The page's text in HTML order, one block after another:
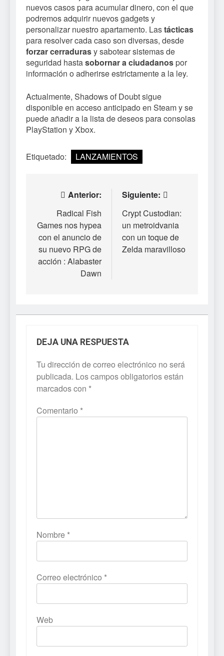
nuevos casos para acumular dinero, con el que
podremos adquirir nuevos gadgets y
personalizar nuestro apartamento. Lastácticas
para resolver cada caso son diversas, desde
forzar cerradurasy sabotear sistemas de
seguridad hastasobornar a ciudadanos por
información o adherirse estrictamente a la ley.
Actualmente, Shadows of Doubt sigue
disponible en acceso anticipado en Steam y se
puede añadir a la lista de deseos para consolas
PlayStation y Xbox.
Etiquetado: LANZAMIENTOS
Navegación
entradas
Anterior:
Radical Fish
Games nos hypea
con el anuncio de
su nuevo RPG de
acción : Alabaster
Dawn
Siguiente:
Crypt Custodian:
un metroidvania
con un toque de
Zelda maravilloso
DEJA UNA RESPUESTA
Tu dirección de correo electrónico no será
publicada. Los campos obligatorios están
marcados con *
Comentario *
Nombre *
Correo electrónico *
Web